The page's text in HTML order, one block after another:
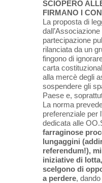
SCIOPERO
FIRMANO I
La proposta di
partecipazione
rilanciata da un
fingono di
carta
alla mercè degli
sospendere gli
Paese e,
La norma
preferenziale per
dedicata alle
farraginose
lungaggini
referendum!),
iniziative di
scelgono di
a perdere,